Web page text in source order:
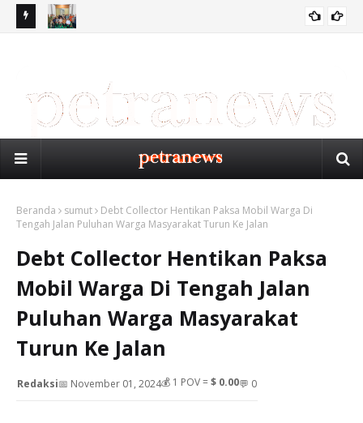
Beranda sumut
Debt Collector Hentikan Paksa Mobil Warga Di
Tengah Jalan Puluhan Warga Masyarakat Turun Ke Jalan
Debt Collector Hentikan Paksa
Mobil Warga Di Tengah Jalan
Puluhan Warga Masyarakat
Turun Ke Jalan
Redaksi📅 November 01, 2024💰 1 POV = $ 0.00💬 0